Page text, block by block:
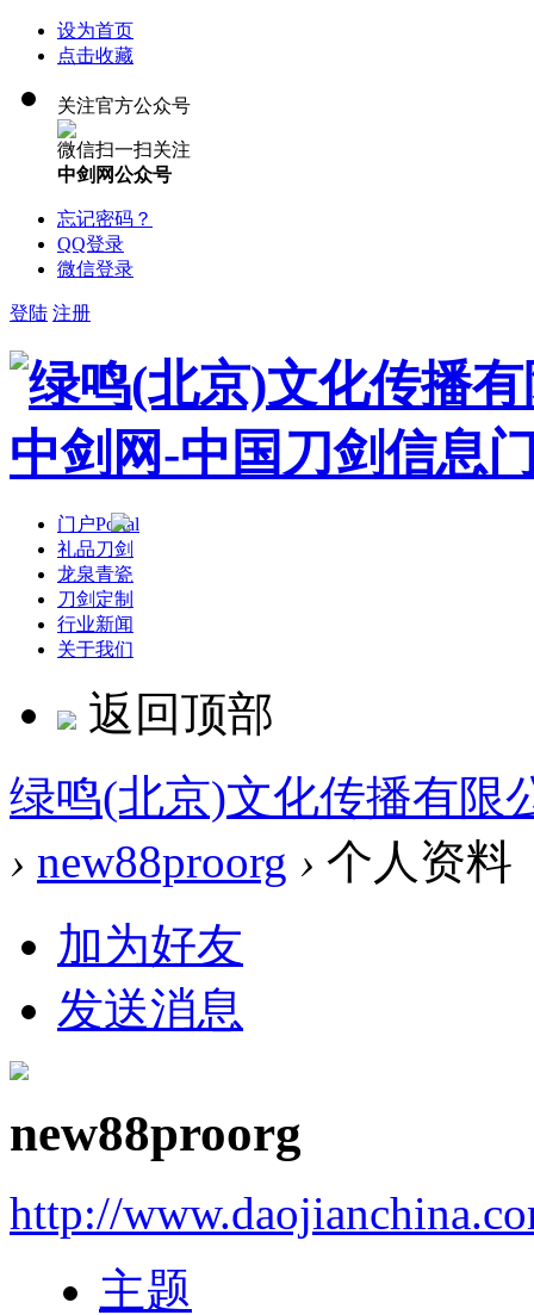
设为首页
点击收藏
关注官方公众号
微信扫一扫关注
中剑网公众号
忘记密码？
QQ登录
微信登录
登陆 注册
门户Portal
礼品刀剑
龙泉青瓷
刀剑定制
行业新闻
关于我们
返回顶部
绿鸣(北京)文化传播有限
› new88proorg › 个人资料
加为好友
发送消息
new88proorg
http://
主题